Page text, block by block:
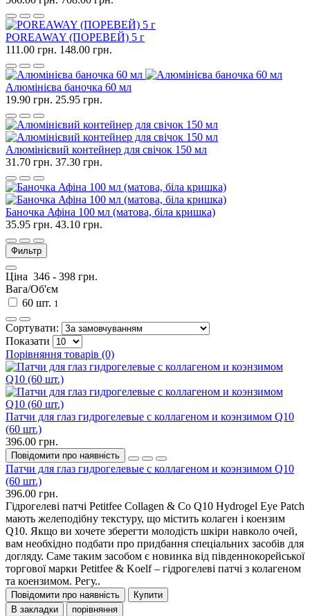
POREAWAY (ПОРЕВЕЙ) 5 г
111.00 грн. 148.00 грн.
Алюмінієва баночка 60 мл
19.90 грн. 25.95 грн.
Алюмінієвий контейнер для свічок 150 мл
31.70 грн. 37.30 грн.
Баночка Афіна 100 мл (матова, біла кришка)
35.95 грн. 43.10 грн.
Фильтр
Ціна 346 - 398 грн.
Вага/Об'єм
60 шт. 1
Сортувати:
Показати
Порівняння товарів (0)
Патчи для глаз гидрогелевые с коллагеном и коэнзимом Q10
(60 шт.)
396.00 грн.
Повідомити про наявність
Патчи для глаз гидрогелевые с коллагеном и коэнзимом Q10
(60 шт.)
396.00 грн.
Гідрогелеві патчі Petitfee Collagen & Co Q10 Hydrogel Eye Patch
мають желеподібну текстуру, що містить колаген і коензим
Q10. Якщо ви хочете зберегти молодість шкіри навколо очей,
вам необхідно подбати про придбання спеціальних засобів для
догляду. Саме таким засобом є новинка від південнокорейської
торгової марки Petitfee & Koelf – гідрогелеві патчі з колагеном
та коензимом. Регу..
Повідомити про наявність
Купити
В закладки
порівняння